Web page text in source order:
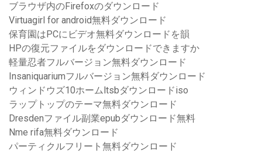
ブラウザ内のFirefoxのダウンロード
Virtuagirl for android無料ダウンロード
保育園はPCにビデオ無料ダウンロードを韻
HPの復元ファイルをダウンロードできますか
軽量忍者フルバージョン無料ダウンロード
Insaniquariumフルバージョン無料ダウンロード
ウィンドウズ10ホームltsbダウンロードiso
ラップトップのテーマ無料ダウンロード
Dresdenファイル副業epubダウンロード無料
Nme rifa無料ダウンロード
パーティクルフリート無料ダウンロード